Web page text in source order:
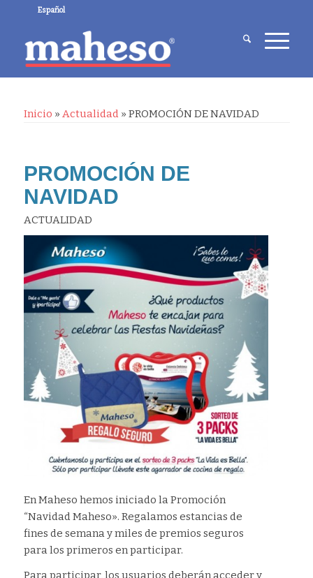
Español
Inicio » Actualidad» PROMOCIÓN DE NAVIDAD
PROMOCIÓN DE
NAVIDAD
ACTUALIDAD
En Maheso hemos iniciado la Promoción
“Navidad Maheso». Regalamos estancias de
fines de semana y miles de premios seguros
para los primeros en participar.
Para participar, los usuarios deberán acceder y